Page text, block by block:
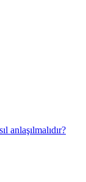
anlaşılmalıdır?